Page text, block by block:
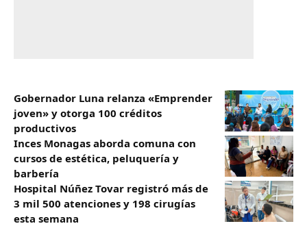
Gobernador Luna relanza «Emprender
joven» y otorga 100 créditos
productivos
Inces Monagas aborda comuna con
cursos de estética, peluquería y
barbería
Hospital Núñez Tovar registró más de
3 mil 500 atenciones y 198 cirugías
esta semana